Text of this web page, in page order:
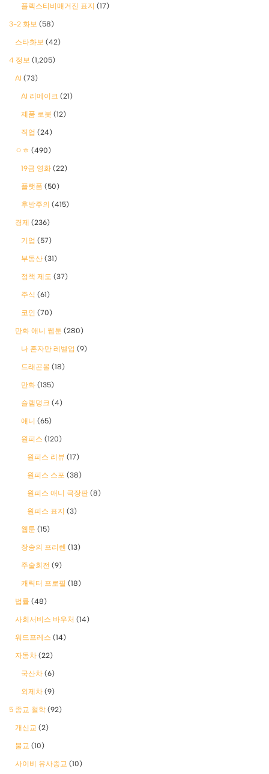
플렉스티비매거진 표지 (17)
3-2 화보 (58)
스타화보 (42)
4 정보 (1,205)
AI (73)
AI 리메이크 (21)
제품 로봇 (12)
직업 (24)
ㅇㅎ (490)
19금 영화 (22)
플랫폼 (50)
후방주의 (415)
경제 (236)
기업 (57)
부동산 (31)
정책 제도 (37)
주식 (61)
코인 (70)
만화 애니 웹툰 (280)
나 혼자만 레벨업 (9)
드래곤볼 (18)
만화 (135)
슬램덩크 (4)
애니 (65)
원피스 (120)
원피스 리뷰 (17)
원피스 스포 (38)
원피스 애니 극장판 (8)
원피스 표지 (3)
웹툰 (15)
장송의 프리렌 (13)
주술회전 (9)
캐릭터 프로필 (18)
법률 (48)
사회서비스 바우처 (14)
워드프레스 (14)
자동차 (22)
국산차 (6)
외제차 (9)
5 종교 철학 (92)
개신교 (2)
불교 (10)
사이비 유사종교 (10)